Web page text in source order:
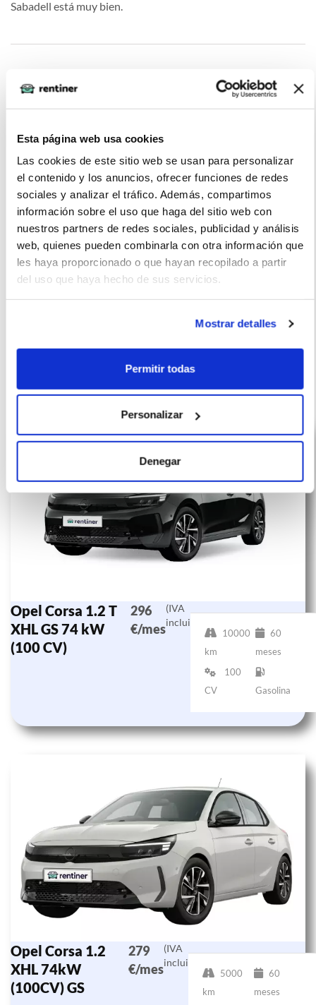
Esta página web usa cookies
Las cookies de este sitio web se usan para personalizar
el contenido y los anuncios, ofrecer funciones de redes
sociales y analizar el tráfico. Además, compartimos
información sobre el uso que haga del sitio web con
nuestros partners de redes sociales, publicidad y análisis
web, quienes pueden combinarla con otra información que
les haya proporcionado o que hayan recopilado a partir
del uso que haya hecho de sus servicios.
Mostrar detalles
Permitir todas
Personalizar
Denegar
Sabadell está muy bien.
Alberto (2022-02-07)
tecnología de asistencia a la conducción, que hacen que la
conducción sea más segura y fácil.
La imagen del coche puede no coincidir con el vehículo
ofertado. Los datos y la información publicada ha sido
obtenida de la empresa ofertante del renting y tiene solo
efectos informativos no contractuales.
Otras ofertas de OPEL CORSA
Opel Corsa 1.2 T
XHL GS 74 kW
(100 CV)
296
€/mes
(IVA
incluido)
10000
km
60
meses
100
CV
Gasolina
Opel Corsa 1.2
XHL 74kW
(100CV) GS
279
€/mes
(IVA
incluido)
5000
km
60
meses